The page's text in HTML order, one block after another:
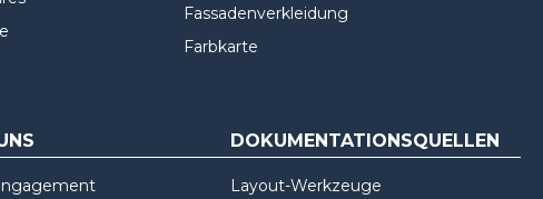
Fassadenverkleidung
Farbkarte
DOKUMENTATIONSQUELLEN
Layout-Werkzeuge